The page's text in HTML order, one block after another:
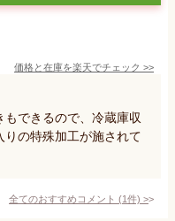
価格と在庫を楽天でチェック >>
できるので、冷蔵庫収
の特殊加工が施されて
全てのおすすめコメント (1件) >